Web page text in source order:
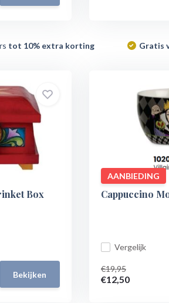
tot 10% extra korting Gratis
Box
Bekijken
AANBIEDING
Cappuccino
Vergelijk
€19,95
€12,50